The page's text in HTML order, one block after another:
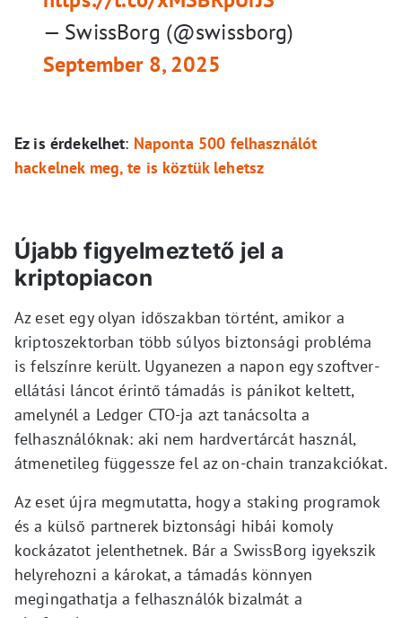
— SwissBorg (@swissborg)
September 8, 2025
Ez is érdekelhet: Naponta 500 felhasználót
hackelnek meg, te is köztük lehetsz
Újabb figyelmeztető jel a
kriptopiacon
Az eset egy olyan időszakban történt, amikor a
kriptoszektorban több súlyos biztonsági probléma
is felszínre került. Ugyanezen a napon egy szoftver-
ellátási láncot érintő támadás is pánikot keltett,
amelynél a Ledger CTO-ja azt tanácsolta a
felhasználóknak: aki nem hardvertárcát használ,
átmenetileg függessze fel az on-chain tranzakciókat.
Az eset újra megmutatta, hogy a staking programok
és a külső partnerek biztonsági hibái komoly
kockázatot jelenthetnek. Bár a SwissBorg igyekszik
helyrehozni a károkat, a támadás könnyen
megingathatja a felhasználók bizalmát a